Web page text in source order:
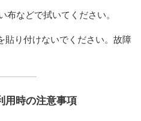
布などで拭いてください。
貼り付けないでください。故障
用時の注意事項